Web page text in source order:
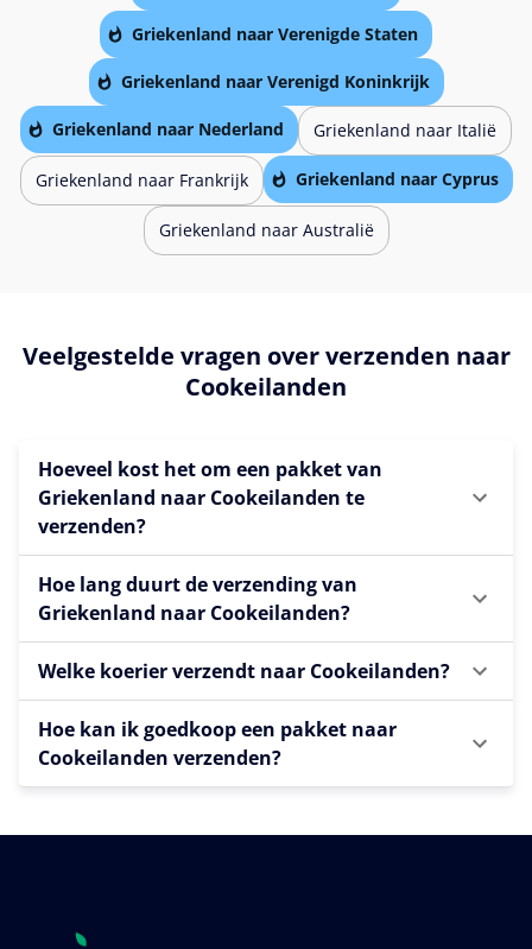
Griekenland naar Verenigde Staten
Griekenland naar Verenigd Koninkrijk
Griekenland naar Nederland Griekenland naar Italië
Griekenland naar Frankrijk Griekenland naar Cyprus
Griekenland naar Australië
Veelgestelde vragen over verzenden naar
Cookeilanden
Hoeveel kost het om een pakket van
Griekenland naar Cookeilanden te
verzenden?
Hoe lang duurt de verzending van
Griekenland naar Cookeilanden?
Welke koerier verzendt naar Cookeilanden?
Hoe kan ik goedkoop een pakket naar
Cookeilanden verzenden?